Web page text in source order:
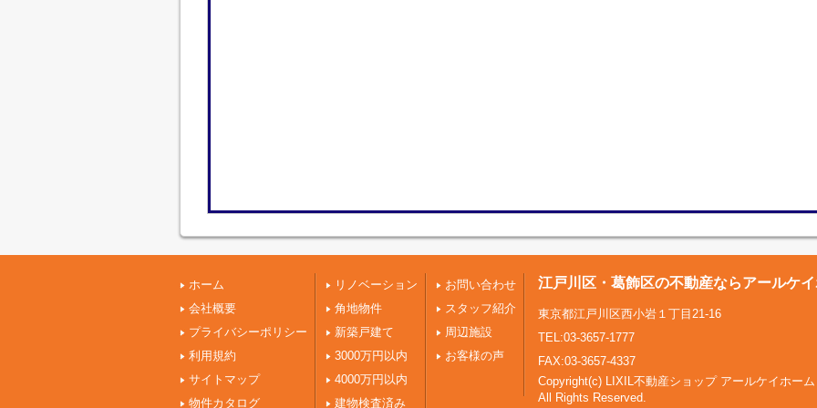
ホーム
会社概要
プライバシーポリシー
利用規約
サイトマップ
物件カタログ
リノベーション
角地物件
新築戸建て
3000万円以内
4000万円以内
建物検査済み
お問い合わせ
スタッフ紹介
周辺施設
お客様の声
江戸川区・葛飾区の不動産ならアールケ
東京都江戸川区西小岩１丁目21-16
TEL:03-3657-1777
FAX:03-3657-4337
Copyright(c) LIXIL不動産ショップ アールケイホーム
All Rights Reserved.